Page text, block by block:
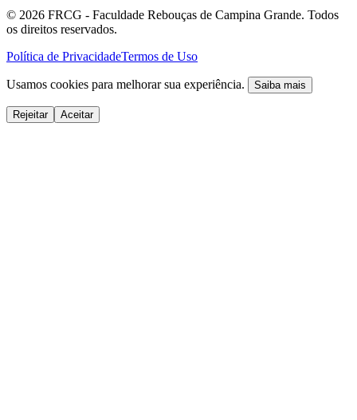
© 2026 FRCG - Faculdade Rebouças de Campina Grande. Todos
os direitos reservados.
Política de PrivacidadeTermos de Uso
Usamos cookies para melhorar sua experiência. Saiba mais
Rejeitar Aceitar